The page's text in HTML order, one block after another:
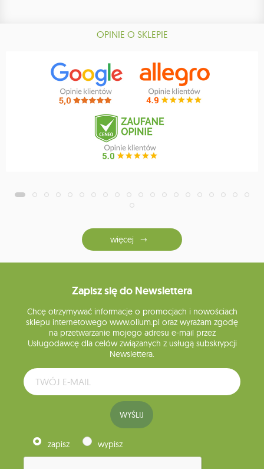
OPINIE O SKLEPIE
więcej
Zapisz się do Newslettera
Chcę otrzymywać informacje o promocjach i nowościach
sklepu internetowego www.olium.pl oraz wyrażam zgodę
na przetwarzanie mojego adresu e-mail przez
Usługodawcę dla celów związanych z usługą subskrypcji
Newslettera.
WYŚLIJ
zapisz wypisz